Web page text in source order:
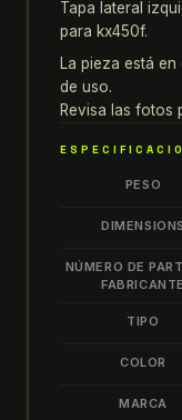
IZQUIERDA
NEGRA
CARENADO
quantity
Tapa lateral
para kx450f.
La pieza está
de uso.
Revisa las fotos
PESO
DIMENSIONS
NÚMERO DE
FABRICANTE
TIPO
COLOR
MARCA